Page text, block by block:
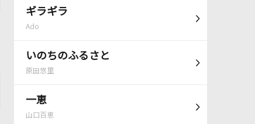
ギラギラ
Ado
いのちのふるさと
原田悠里
一恵
山口百恵